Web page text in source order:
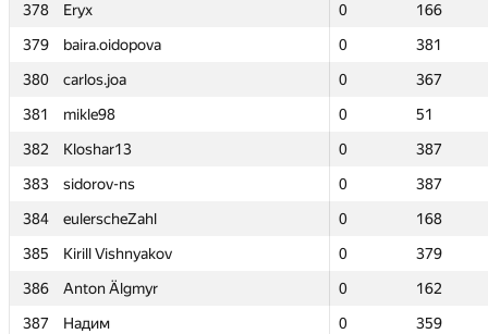
378
Eryx 0
166
379
baira.oidopova 0
381
380
carlos.joa 0
367
381
mikle98 0
51
382
Kloshar13 0
387
383
sidorov-ns 0
387
384
eulerscheZahl 0
168
385
Kirill Vishnyakov 0
379
386
Anton Älgmyr 0
162
387
Надим 0
359
378
Eryx 0
166
379
baira.oidopova 0
381
380
carlos.joa 0
367
381
mikle98 0
51
382
Kloshar13 0
387
383
sidorov-ns 0
387
384
eulerscheZahl 0
168
385
Kirill Vishnyakov 0
379
386
Anton Älgmyr 0
162
387
Надим 0
359